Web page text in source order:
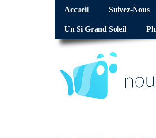
Accueil Suivez-Nous
Un Si Grand Soleil